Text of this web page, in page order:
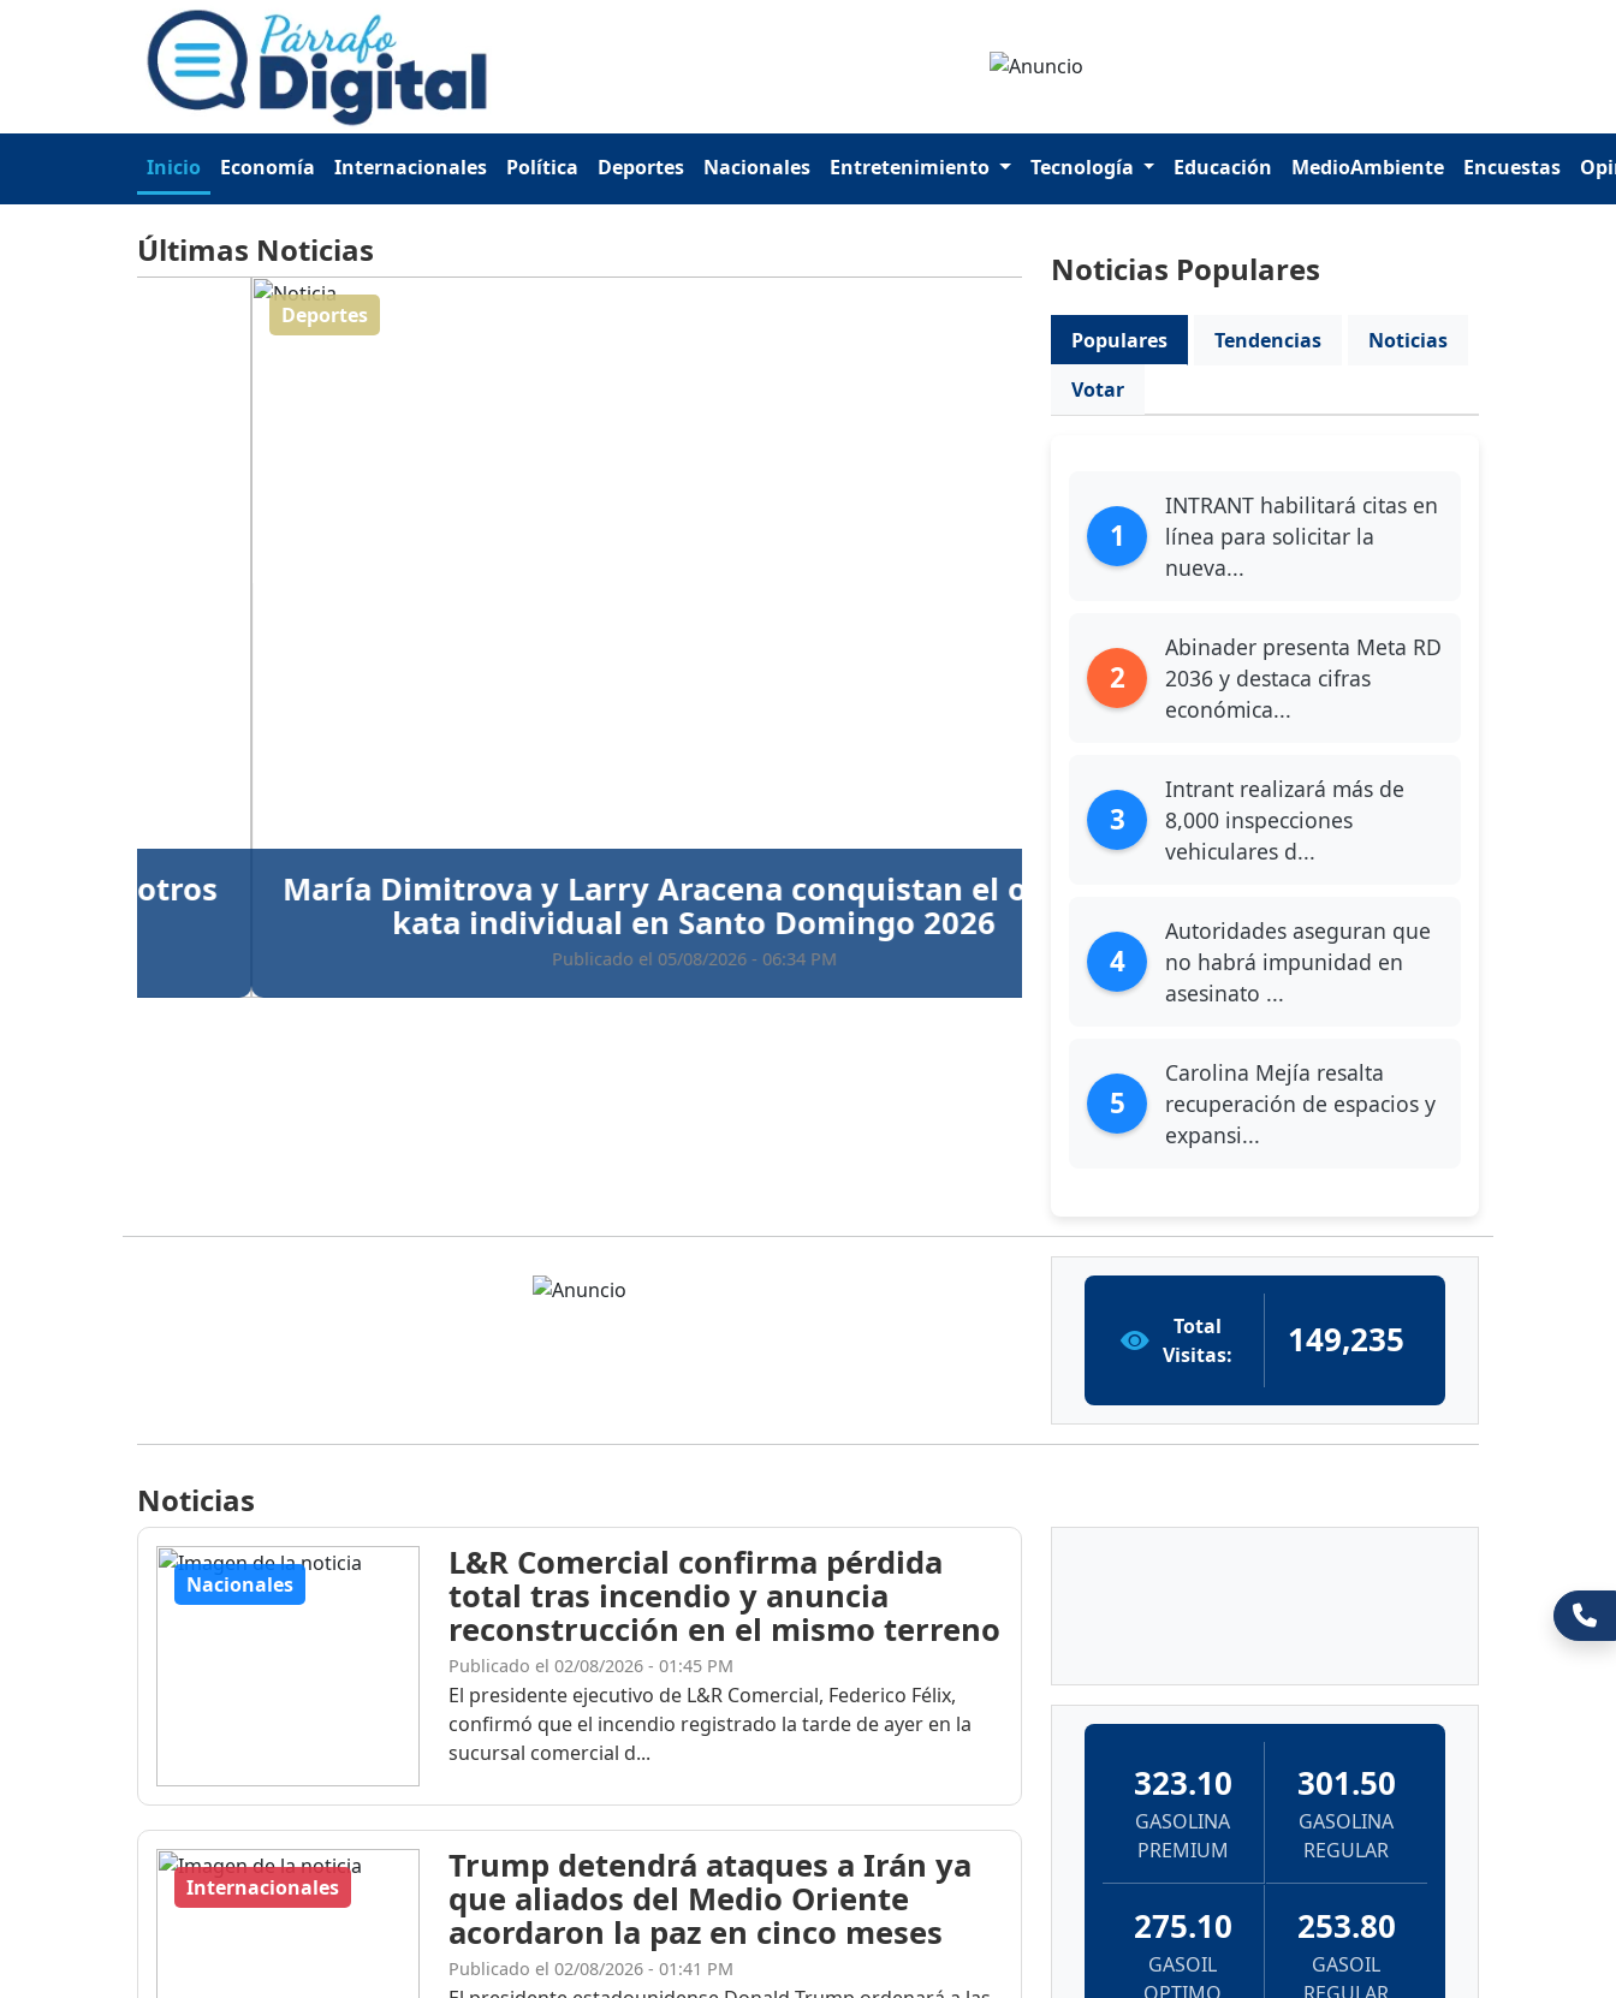
Inicio Economía Internacionales Política Deportes Nacionales Entretenimiento Tecnología Educación MedioAmbiente Encuestas
Últimas Noticias
María Dimitrova y Larry Aracena conquistan el oro en
kata individual en Santo Domingo 2026
Publicado el 05/08/2026 - 06:34 PM
Noticias Populares
Populares Tendencias
Noticias
Votar
1
INTRANT habilitará citas en
línea para solicitar la
nueva...
2
Abinader presenta Meta RD
2036 y destaca cifras
económica...
3
Intrant realizará más de
8,000 inspecciones
vehiculares d...
4
Autoridades aseguran que
no habrá impunidad en
asesinato ...
5
Carolina Mejía resalta
recuperación de espacios y
expansi...
Total
Visitas:
149,235
Noticias
Nacionales
L&R Comercial confirma pérdida
total tras incendio y anuncia
reconstrucción en el mismo terreno
Publicado el 02/08/2026 - 01:45 PM
El presidente ejecutivo de L&R Comercial, Federico Félix,
confirmó que el incendio registrado la tarde de ayer en la
sucursal comercial d...
Internacionales
Trump detendrá ataques a Irán ya
que aliados del Medio Oriente
acordaron la paz en cinco meses
Publicado el 02/08/2026 - 01:41 PM
323.10
GASOLINA
PREMIUM
301.50
GASOLINA
REGULAR
275.10
GASOIL
253.80
GASOIL